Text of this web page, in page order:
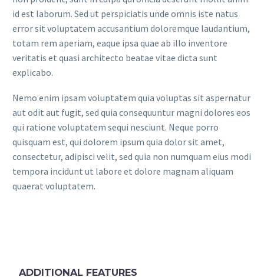
id est laborum. Sed ut perspiciatis unde omnis iste natus
error sit voluptatem accusantium doloremque laudantium,
totam rem aperiam, eaque ipsa quae ab illo inventore
veritatis et quasi architecto beatae vitae dicta sunt
explicabo.
Nemo enim ipsam voluptatem quia voluptas sit aspernatur
aut odit aut fugit, sed quia consequuntur magni dolores eos
qui ratione voluptatem sequi nesciunt. Neque porro
quisquam est, qui dolorem ipsum quia dolor sit amet,
consectetur, adipisci velit, sed quia non numquam eius modi
tempora incidunt ut labore et dolore magnam aliquam
quaerat voluptatem.
ADDITIONAL FEATURES